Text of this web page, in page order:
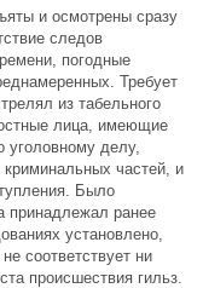
и осмотрены сразу
следов
погодные
Требует
из табельного
лица, имеющие
уголовному делу,
криминальных частей, и
Было
принадлежал ранее
установлено,
соответствует ни
происшествия гильз.